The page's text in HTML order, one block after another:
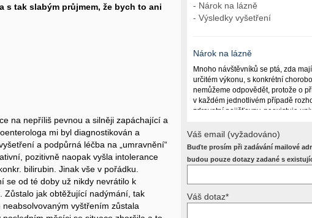
s tak slabým průjmem, že bych to ani
na nepříliš pevnou a silněji zapáchající a
mi byl diagnostikován a
a podpůrná léčba na „umravnění“
pozitivně naopak vyšla intolerance
bilirubin. Jinak vše v pořádku.
se od té doby už nikdy nevrátilo k
Zůstalo jak obtěžující nadýmání, tak
vyštřením zůstala
- Nárok na lázně
- Výsledky vyšetření
Nárok na lázně
Mnoho návštěvníků se ptá, zda mají
určitém výkonu, s konkrétní
nemůžeme odpovědět, protože o
v každém jednotlivém případě
zdravotní pojišťovny, neexistuje
(kuřáctví, inkontinence), funkčním
dalších zdravotních okolnostech.
Požádejte svého ošetřujícího
Váš email (vyžadováno)
Buďte prosím při zadávání mailové
budou pouze dotazy zadané s
Váš dotaz*